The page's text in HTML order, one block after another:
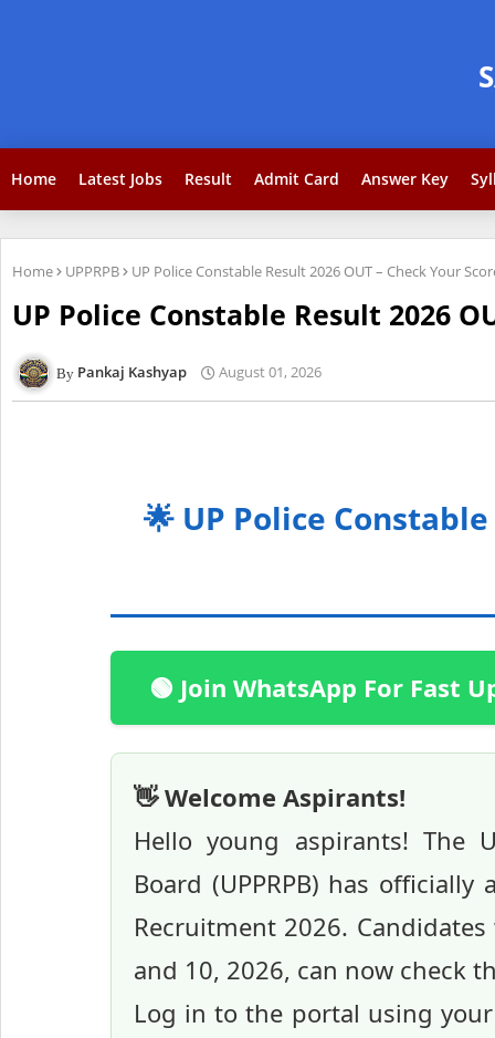
Home Latest Jobs Result Admit Card Answer Key
Home UPPRPB UP Police Constable Result 2026 OUT – Check Your
UP Police Constable Result 2026
Pankaj Kashyap August 01, 2026
🌟 UP Police
🟢 Join WhatsApp For Fast
👋 Welcome Aspirants!
Hello young aspirants! The
Board (UPPRPB) has
Recruitment 2026.
and 10, 2026, can now check
Log in to the portal using